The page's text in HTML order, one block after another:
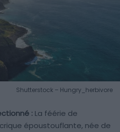
Shutterstock – Hungry_herbivore
: La féérie de
époustouflante, née de